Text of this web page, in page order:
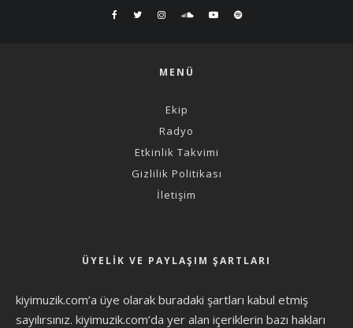
MENÜ
Ekip
Radyo
Etkinlik Takvimi
Gizlilik Politikası
İletişim
ÜYELIK VE PAYLAŞIM ŞARTLARI
kiyimuzik.com’a üye olarak buradaki şartları kabul etmiş
sayılırsınız. kiyimuzik.com’da yer alan içeriklerin bazı hakları